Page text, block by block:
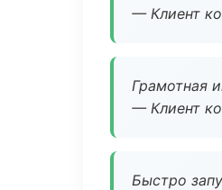
— Клиент
Грамотная
— Клиент
Быстро